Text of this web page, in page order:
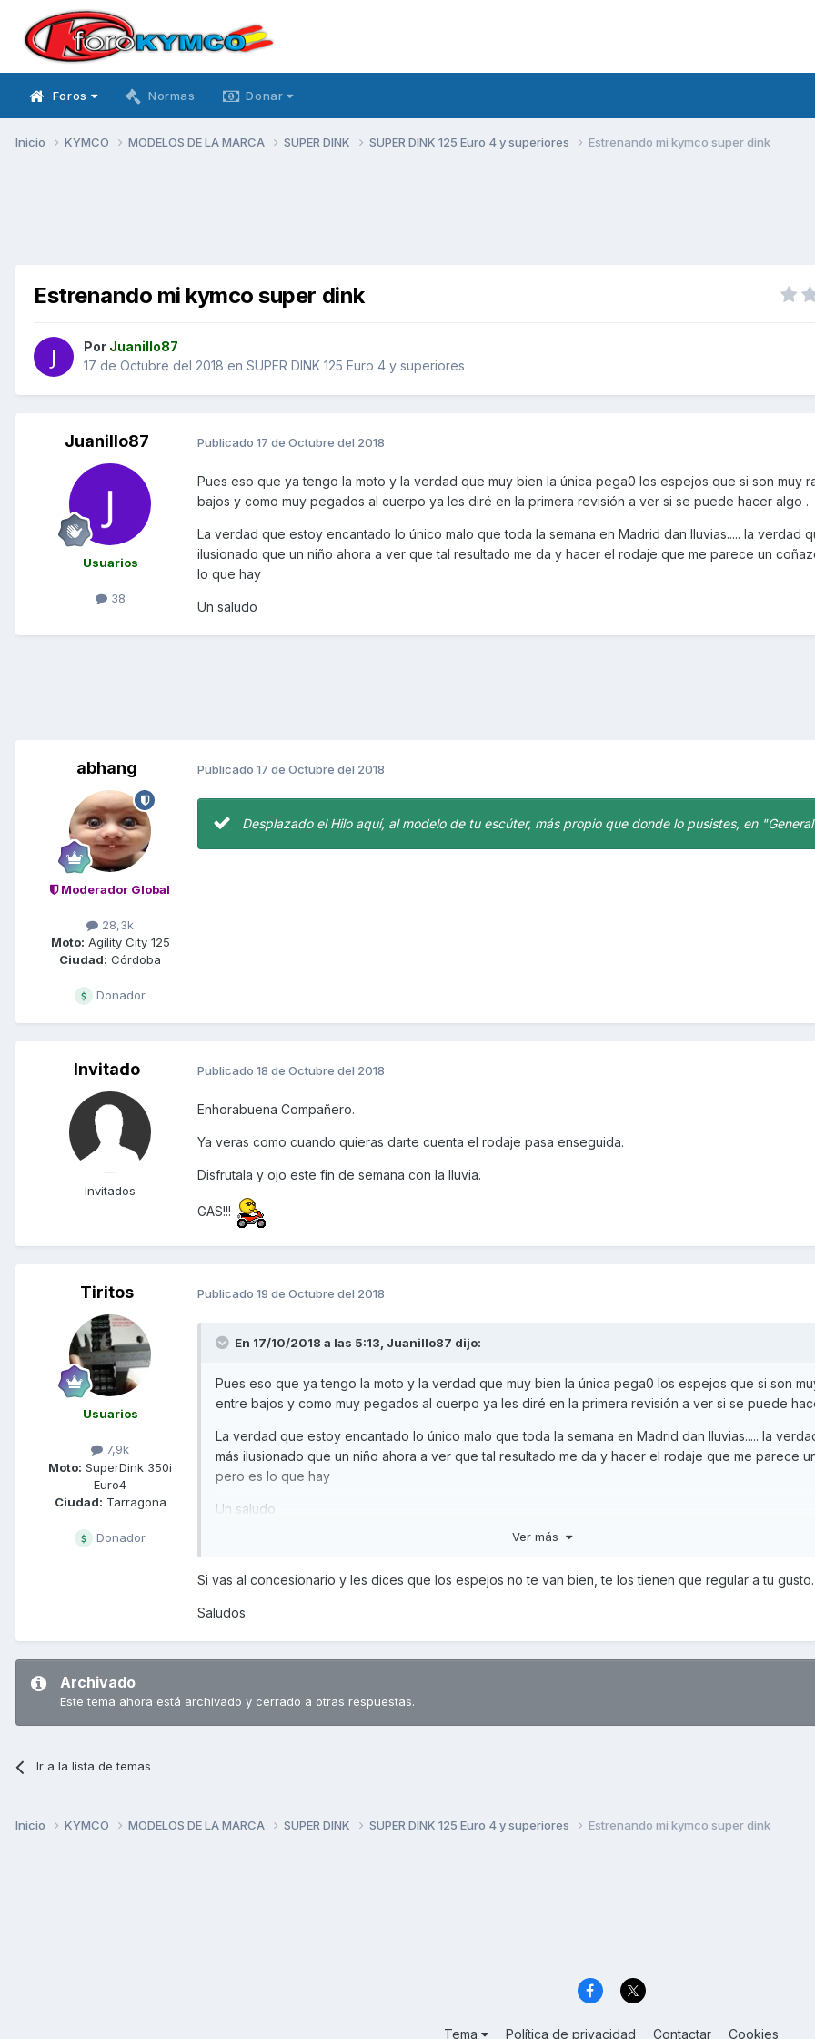
Foros Normas Donar
Inicio KYMCO MODELOS DE LA MARCA SUPER DINK SUPER DINK 125 Euro 4 y superiores Estrenando mi kymco super dink
Estrenando mi kymco super dink
Por Juanillo87
17 de Octubre del 2018 en SUPER DINK 125 Euro 4 y superiores
Juanillo87
Usuarios
38
Publicado 17 de Octubre del 2018
Pues eso que ya tengo la moto y la verdad que muy bien la única pega0 los espejos que si son muy
bajos y como muy pegados al cuerpo ya les diré en la primera revisión a ver si se puede hacer algo .
La verdad que estoy encantado lo único malo que toda la semana en Madrid dan lluvias..... la verdad
ilusionado que un niño ahora a ver que tal resultado me da y hacer el rodaje que me parece un
lo que hay
Un saludo
abhang
Moderador Global
28,3k
Moto: Agility City 125
Ciudad: Córdoba
Donador
Publicado 17 de Octubre del 2018
Desplazado el Hilo aquí, al modelo de tu escúter, más propio que donde lo pusistes, en
Invitado
Invitados
Publicado 18 de Octubre del 2018
Enhorabuena Compañero.
Ya veras como cuando quieras darte cuenta el rodaje pasa enseguida.
Disfrutala y ojo este fin de semana con la lluvia.
GAS!!!
Tiritos
Usuarios
7,9k
Moto: SuperDink 350i
Euro4
Ciudad: Tarragona
Donador
Publicado 19 de Octubre del 2018
En 17/10/2018 a las 5:13, Juanillo87 dijo:
Pues eso que ya tengo la moto y la verdad que muy bien la única pega0 los espejos que si son
entre bajos y como muy pegados al cuerpo ya les diré en la primera revisión a ver si se puede
La verdad que estoy encantado lo único malo que toda la semana en Madrid dan lluvias..... la
más ilusionado que un niño ahora a ver que tal resultado me da y hacer el rodaje que me parece
pero es lo que hay
Un saludo
Ver más
Si vas al concesionario y les dices que los espejos no te van bien, te los tienen que regular a tu gusto.
Saludos
Archivado
Este tema ahora está archivado y cerrado a otras respuestas.
Ir a la lista de temas
Inicio KYMCO MODELOS DE LA MARCA SUPER DINK SUPER DINK 125 Euro 4 y superiores Estrenando mi kymco super dink
Tema Política de privacidad Contactar Cookies